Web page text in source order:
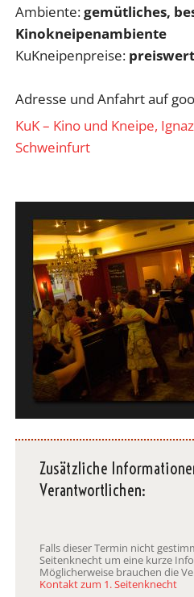
Ambiente:gemütliches,
Kinokneipenambiente
KuKneipenpreise: preiswert
Adresse und Anfahrt auf
KuK – Kino und Kneipe,
Schweinfurt
Zusätzliche
Verantwortlichen:
Falls dieser Termin nicht
Seitenknecht um eine kurze
Möglicherweise brauchen die
Kontakt zum 1. Seitenknecht